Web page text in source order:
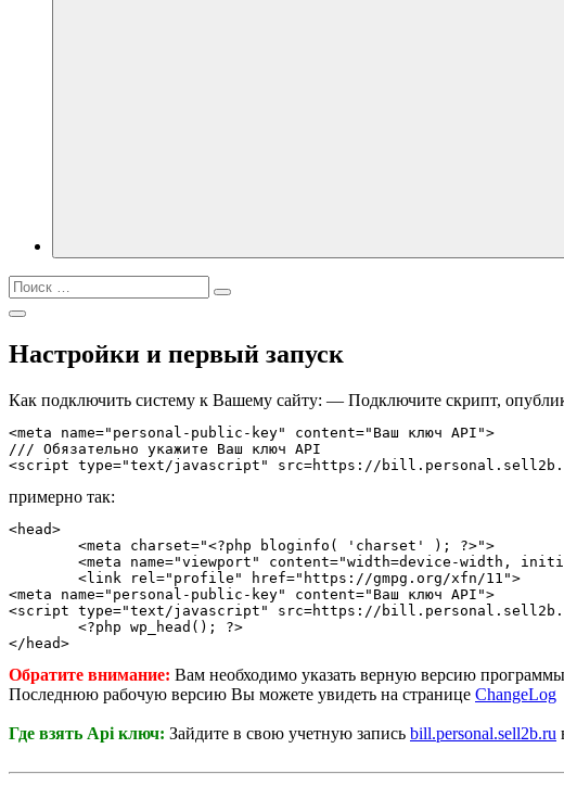
Найти:
Поиск
Открыть
Настройки и первый запуск
Как подключить систему к Вашему сайту: — Подключите скрипт,
<meta name="personal-public-key" content="Ваш ключ API">
/// Обязательно укажите Ваш ключ API
<script type="text/javascript" src=https://
примерно так:
<head>
<meta name="personal-public-key" content="Ваш ключ API">
<script type="text/javascript" src=https://
Обратите внимание: Вам необходимо указать верную версию
Последнюю рабочую версию Вы можете увидеть на странице ChangeLog
Где взять Api ключ: Зайдите в свою учетную запись bill.personal.sell2b.ru